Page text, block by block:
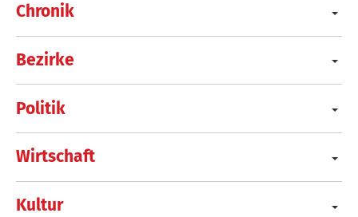
Chronik
Bezirke
Politik
Wirtschaft
Kultur